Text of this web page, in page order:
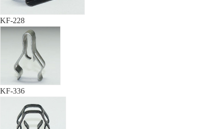
KF-228
KF-336